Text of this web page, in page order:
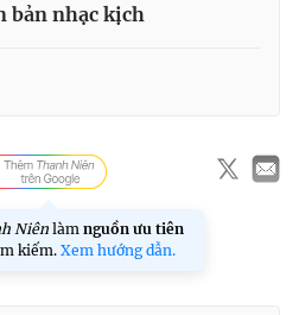
bản nhạc kịch
Niên làm nguồn ưu tiên
kiếm. Xem hướng dẫn.